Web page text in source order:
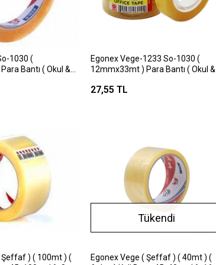
1030 (
Bantı ( Okul &
Akrilik
Egonex Vege-1233 So-1030 (
12mmx33mt ) Para Bantı ( Okul &
Micron) (su Bazlı Akrilik
27,55 TL
Tükendi
Egonex Vege ( Şeffaf ) ( 40mt ) (